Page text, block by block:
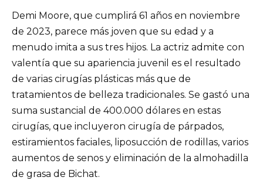
Demi Moore, que cumplirá 61 años en noviembre
de 2023, parece más joven que su edad y a
menudo imita a sus tres hijos. La actriz admite con
valentía que su apariencia juvenil es el resultado
de varias cirugías plásticas más que de
tratamientos de belleza tradicionales. Se gastó una
suma sustancial de 400.000 dólares en estas
cirugías, que incluyeron cirugía de párpados,
estiramientos faciales, liposucción de rodillas, varios
aumentos de senos y eliminación de la almohadilla
de grasa de Bichat.